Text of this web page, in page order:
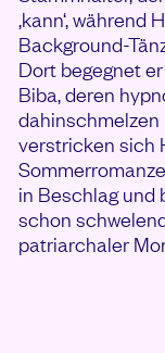
‚kann‘,
Background-
Dort begegnet
Biba, deren
verstricken sich
in Beschlag und
schon
patriarchaler